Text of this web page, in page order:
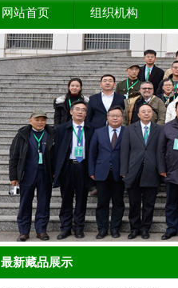
网站首页 组织机构
最新藏品展示